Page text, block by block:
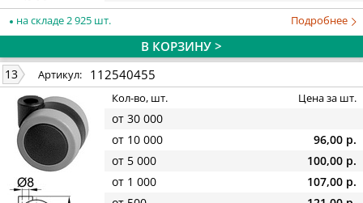
на складе 2 925 шт. Подробнее
В КОРЗИНУ >
13 Артикул: 112540455
Кол-во, шт. Цена за шт.
от 30 000
от 10 000
96,00 р.
от 5 000
100,00 р.
от 1 000
107,00 р.